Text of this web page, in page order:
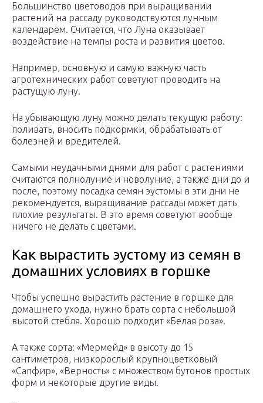
Большинство цветоводов при выращивании
растений на рассаду руководствуются лунным
календарем. Считается, что Луна оказывает
воздействие на темпы роста и развития цветов.
Например, основную и самую важную часть
агротехнических работ советуют проводить на
растущую луну.
На убывающую луну можно делать текущую работу:
поливать, вносить подкормки, обрабатывать от
болезней и вредителей.
Самыми неудачными днями для работ с растениями
считаются полнолуние и новолуние, а также дни до и
после, поэтому посадка семян эустомы в эти дни не
рекомендуется, выращивание рассады может дать
плохие результаты. В это время советуют вообще
ничего не делать с цветами.
Как вырастить эустому из семян в
домашних условиях в горшке
Чтобы успешно вырастить растение в горшке для
домашнего ухода, нужно брать сорта с небольшой
высотой стебля. Хорошо подходит «Белая роза».
А также сорта: «Мермейд» в высоту до 15
сантиметров, низкорослый крупноцветковый
«Сапфир», «Верность» с множеством бутонов простых
форм и некоторые другие виды.